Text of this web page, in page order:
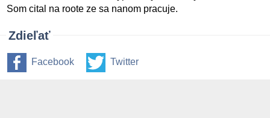
Som cital na roote ze sa nanom pracuje.
Zdieľať
Facebook Twitter